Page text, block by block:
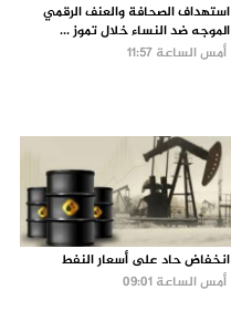
استهداف الصحافة والعنف الرقمي
الموجه ضد النساء خلال تموز ...
أمس الساعة 11:57
انخفاض حاد على أسعار النفط
أمس الساعة 09:01